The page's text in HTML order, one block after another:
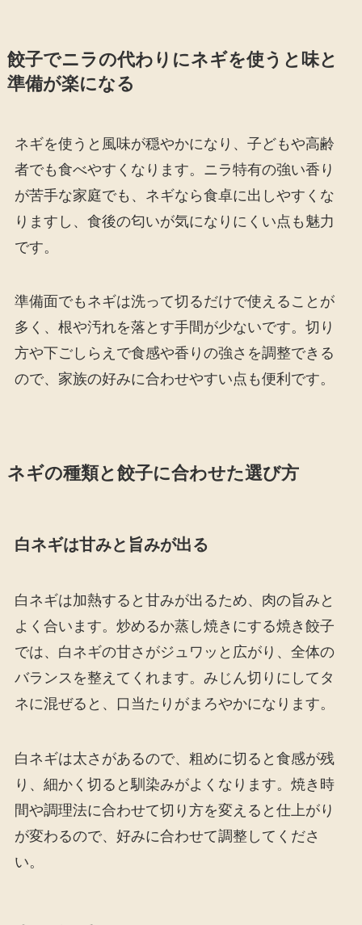
餃子でニラの代わりにネギを使うと味と
準備が楽になる
ネギを使うと風味が穏やかになり、子どもや高齢
者でも食べやすくなります。ニラ特有の強い香り
が苦手な家庭でも、ネギなら食卓に出しやすくな
りますし、食後の匂いが気になりにくい点も魅力
です。
準備面でもネギは洗って切るだけで使えることが
多く、根や汚れを落とす手間が少ないです。切り
方や下ごしらえで食感や香りの強さを調整できる
ので、家族の好みに合わせやすい点も便利です。
ネギの種類と餃子に合わせた選び方
白ネギは甘みと旨みが出る
白ネギは加熱すると甘みが出るため、肉の旨みと
よく合います。炒めるか蒸し焼きにする焼き餃子
では、白ネギの甘さがジュワッと広がり、全体の
バランスを整えてくれます。みじん切りにしてタ
ネに混ぜると、口当たりがまろやかになります。
白ネギは太さがあるので、粗めに切ると食感が残
り、細かく切ると馴染みがよくなります。焼き時
間や調理法に合わせて切り方を変えると仕上がり
が変わるので、好みに合わせて調整してくださ
い。